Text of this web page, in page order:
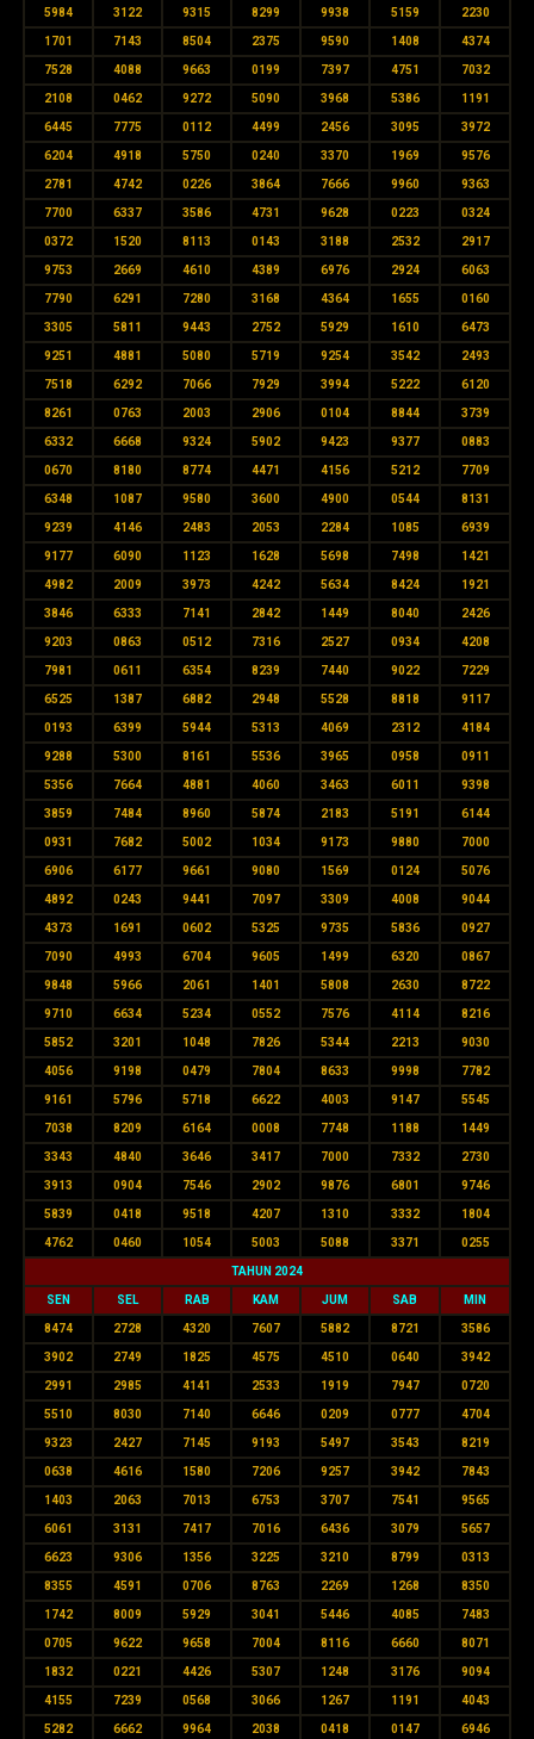
5984 3122 9315 8299 9938 5159 2230
1701 7143 8504 2375 9590 1408 4374
7528 4088 9663 0199 7397 4751 7032
2108 0462 9272 5090 3968 5386 1191
6445 7775 0112 4499 2456 3095 3972
6204 4918 5750 0240 3370 1969 9576
2781 4742 0226 3864 7666 9960 9363
7700 6337 3586 4731 9628 0223 0324
0372 1520 8113 0143 3188 2532 2917
9753 2669 4610 4389 6976 2924 6063
7790 6291 7280 3168 4364 1655 0160
3305 5811 9443 2752 5929 1610 6473
9251 4881 5080 5719 9254 3542 2493
7518 6292 7066 7929 3994 5222 6120
8261 0763 2003 2906 0104 8844 3739
6332 6668 9324 5902 9423 9377 0883
0670 8180 8774 4471 4156 5212 7709
6348 1087 9580 3600 4900 0544 8131
9239 4146 2483 2053 2284 1085 6939
9177 6090 1123 1628 5698 7498 1421
4982 2009 3973 4242 5634 8424 1921
3846 6333 7141 2842 1449 8040 2426
9203 0863 0512 7316 2527 0934 4208
7981 0611 6354 8239 7440 9022 7229
6525 1387 6882 2948 5528 8818 9117
0193 6399 5944 5313 4069 2312 4184
9288 5300 8161 5536 3965 0958 0911
5356 7664 4881 4060 3463 6011 9398
3859 7484 8960 5874 2183 5191 6144
0931 7682 5002 1034 9173 9880 7000
6906 6177 9661 9080 1569 0124 5076
4892 0243 9441 7097 3309 4008 9044
4373 1691 0602 5325 9735 5836 0927
7090 4993 6704 9605 1499 6320 0867
9848 5966 2061 1401 5808 2630 8722
9710 6634 5234 0552 7576 4114 8216
5852 3201 1048 7826 5344 2213 9030
4056 9198 0479 7804 8633 9998 7782
9161 5796 5718 6622 4003 9147 5545
7038 8209 6164 0008 7748 1188 1449
3343 4840 3646 3417 7000 7332 2730
3913 0904 7546 2902 9876 6801 9746
5839 0418 9518 4207 1310 3332 1804
4762 0460 1054 5003 5088 3371 0255
TAHUN 2024
SEN SEL RAB KAM JUM SAB MIN
8474 2728 4320 7607 5882 8721 3586
3902 2749 1825 4575 4510 0640 3942
2991 2985 4141 2533 1919 7947 0720
5510 8030 7140 6646 0209 0777 4704
9323 2427 7145 9193 5497 3543 8219
0638 4616 1580 7206 9257 3942 7843
1403 2063 7013 6753 3707 7541 9565
6061 3131 7417 7016 6436 3079 5657
6623 9306 1356 3225 3210 8799 0313
8355 4591 0706 8763 2269 1268 8350
1742 8009 5929 3041 5446 4085 7483
0705 9622 9658 7004 8116 6660 8071
1832 0221 4426 5307 1248 3176 9094
4155 7239 0568 3066 1267 1191 4043
5282 6662 9964 2038 0418 0147 6946